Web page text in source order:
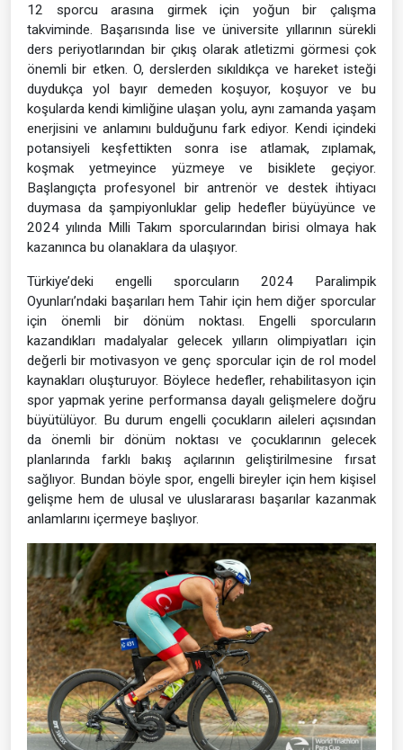
12 sporcu arasına girmek için yoğun bir çalışma
takviminde. Başarısında lise ve üniversite yıllarının sürekli
ders periyotlarından bir çıkış olarak atletizmi görmesi çok
önemli bir etken. O, derslerden sıkıldıkça ve hareket isteği
duydukça yol bayır demeden koşuyor, koşuyor ve bu
koşularda kendi kimliğine ulaşan yolu, aynı zamanda yaşam
enerjisini ve anlamını bulduğunu fark ediyor. Kendi içindeki
potansiyeli keşfettikten sonra ise atlamak, zıplamak,
koşmak yetmeyince yüzmeye ve bisiklete geçiyor.
Başlangıçta profesyonel bir antrenör ve destek ihtiyacı
duymasa da şampiyonluklar gelip hedefler büyüyünce ve
2024 yılında Milli Takım sporcularından birisi olmaya hak
kazanınca bu olanaklara da ulaşıyor.
Türkiye’deki engelli sporcuların 2024 Paralimpik
Oyunları’ndaki başarıları hem Tahir için hem diğer sporcular
için önemli bir dönüm noktası. Engelli sporcuların
kazandıkları madalyalar gelecek yılların olimpiyatları için
değerli bir motivasyon ve genç sporcular için de rol model
kaynakları oluşturuyor. Böylece hedefler, rehabilitasyon için
spor yapmak yerine performansa dayalı gelişmelere doğru
büyütülüyor. Bu durum engelli çocukların aileleri açısından
da önemli bir dönüm noktası ve çocuklarının gelecek
planlarında farklı bakış açılarının geliştirilmesine fırsat
sağlıyor. Bundan böyle spor, engelli bireyler için hem kişisel
gelişme hem de ulusal ve uluslararası başarılar kazanmak
anlamlarını içermeye başlıyor.